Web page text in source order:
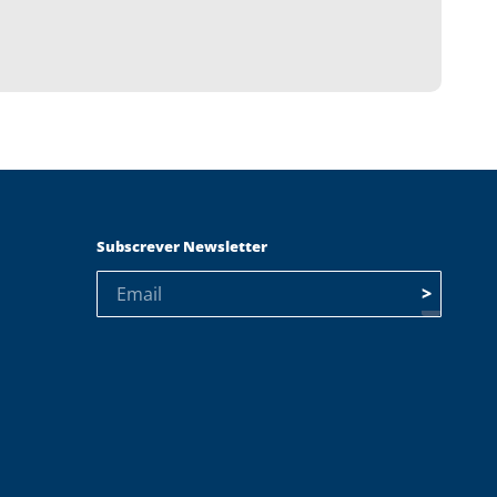
Subscrever Newsletter
>